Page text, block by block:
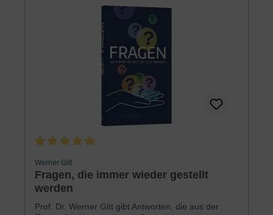
Werner Gitt
Fragen, die immer wieder gestellt
werden
Prof. Dr. Werner Gitt gibt Antworten, die aus der